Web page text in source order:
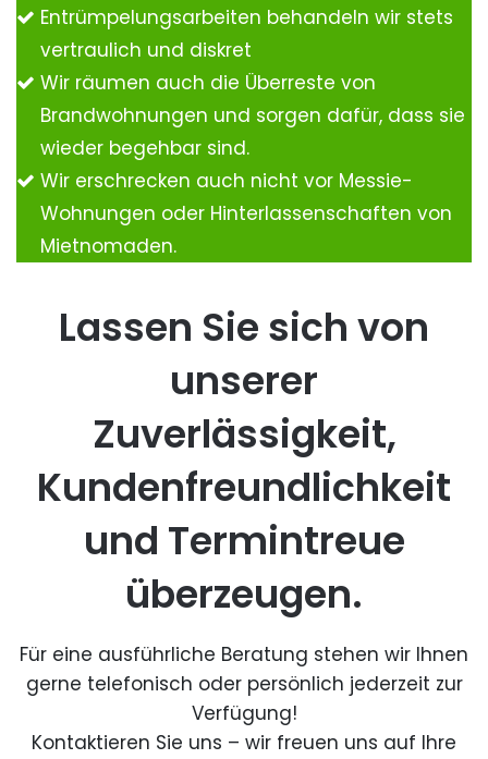
Entrümpelungsarbeiten behandeln wir stets
vertraulich und diskret
Wir räumen auch die Überreste von
Brandwohnungen und sorgen dafür, dass sie
wieder begehbar sind.
Wir erschrecken auch nicht vor Messie-
Wohnungen oder Hinterlassenschaften von
Mietnomaden.
Lassen Sie sich von
unserer
Zuverlässigkeit,
Kundenfreundlichkeit
und Termintreue
überzeugen.
Für eine ausführliche Beratung stehen wir Ihnen
gerne telefonisch oder persönlich jederzeit zur
Verfügung!
Kontaktieren Sie uns – wir freuen uns auf Ihre